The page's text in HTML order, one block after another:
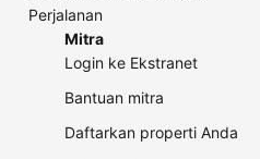
Perjalanan
Mitra
Login ke Ekstranet
Bantuan mitra
Daftarkan properti Anda